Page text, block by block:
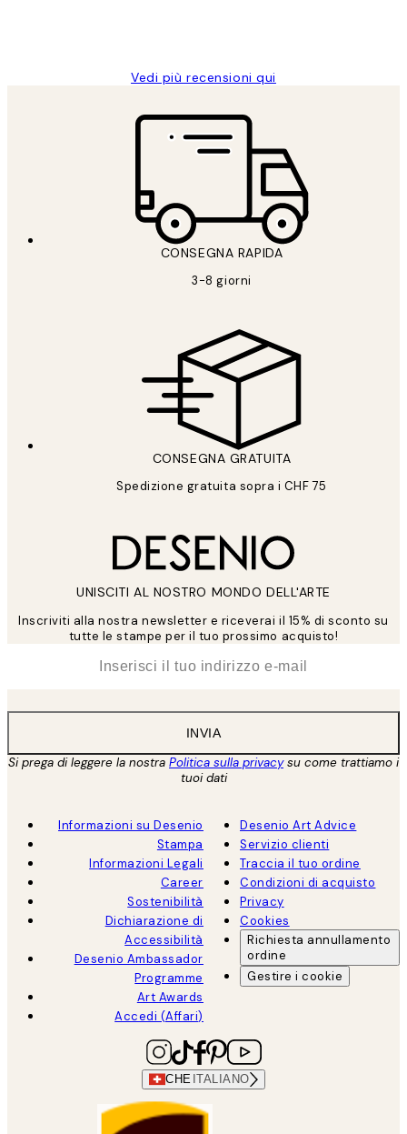
Vedi più recensioni qui
CONSEGNA RAPIDA
3-8 giorni
CONSEGNA GRATUITA
Spedizione gratuita sopra i CHF 75
UNISCITI AL NOSTRO MONDO DELL'ARTE
Inscriviti alla nostra newsletter e riceverai il 15% di sconto su
tutte le stampe per il tuo prossimo acquisto!
INVIA
Si prega di leggere la nostra Politica sulla privacysu come trattiamo i
tuoi dati
Informazioni su Desenio
Stampa
Informazioni Legali
Career
Sostenibilità
Dichiarazione di
Accessibilità
Desenio Ambassador
Programme
Art Awards
Accedi (Affari)
Desenio Art Advice
Servizio clienti
Traccia il tuo ordine
Condizioni di acquisto
Privacy
Cookies
Richiesta annullamento
ordine
Gestire i cookie
CHE ITALIANO